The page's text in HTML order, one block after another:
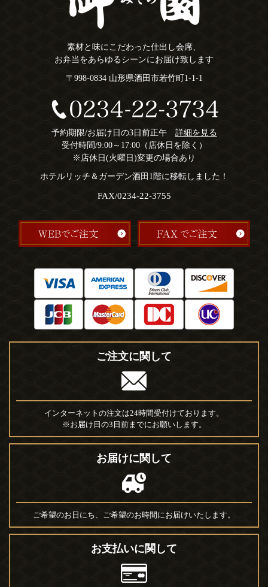
素材と味にこだわった仕出し会席、
お弁当をあらゆるシーンにお届け致します
〒998-0834 山形県酒田市若竹町1-1-1
予約期限/お届け日の3日前正午 詳細を見る
受付時間/9:00～17:00（店休日を除く）
※店休日(火曜日)変更の場合あり
ホテルリッチ＆ガーデン酒田1階に移転しました！
FAX/0234-22-3755
ご注文に関して
インターネットの注文は24時間受付けております。
※お届け日の3日前までにお願いします。
お届けに関して
ご希望のお日にち、ご希望のお時間にお届けいたします。
お支払いに関して